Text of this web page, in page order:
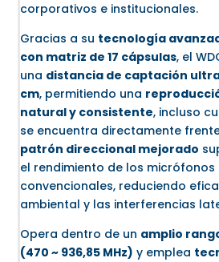
corporativos e institucionales.
Gracias a su tecnología
con matriz de 17 cápsulas, el
una distancia de captación
cm, permitiendo una
natural y consistente, incluso
se encuentra directamente
patrón direccional mejorado
el rendimiento de los micrófonos
convencionales, reduciendo
ambiental y las interferencias
Opera dentro de un amplio
(470 ~ 936,85 MHz) y emplea